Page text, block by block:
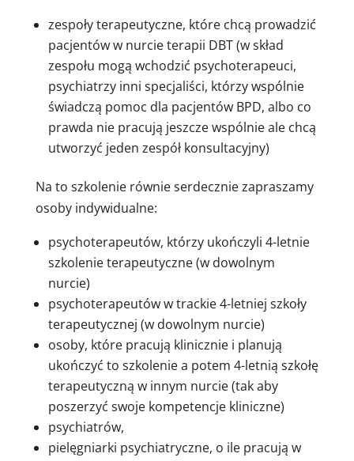
zespoły terapeutyczne, które chcą prowadzić
pacjentów w nurcie terapii DBT (w skład
zespołu mogą wchodzić psychoterapeuci,
psychiatrzy inni specjaliści, którzy wspólnie
świadczą pomoc dla pacjentów BPD, albo co
prawda nie pracują jeszcze wspólnie ale chcą
utworzyć jeden zespół konsultacyjny)
Na to szkolenie równie serdecznie zapraszamy
osoby indywidualne:
psychoterapeutów, którzy ukończyli 4-letnie
szkolenie terapeutyczne (w dowolnym
nurcie)
psychoterapeutów w trackie 4-letniej szkoły
terapeutycznej (w dowolnym nurcie)
osoby, które pracują klinicznie i planują
ukończyć to szkolenie a potem 4-letnią szkołę
terapeutyczną w innym nurcie (tak aby
poszerzyć swoje kompetencje kliniczne)
psychiatrów,
pielęgniarki psychiatryczne, o ile pracują w